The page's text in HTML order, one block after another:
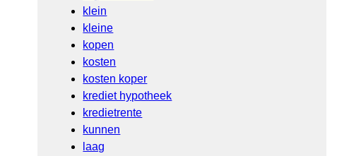
klein
kleine
kopen
kosten
kosten koper
krediet hypotheek
kredietrente
kunnen
laag